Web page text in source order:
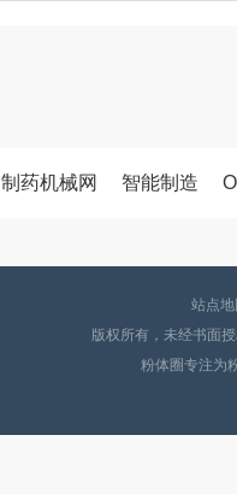
制药机械网 智能制造
站点
版权所有，未经书面
粉体圈专注为